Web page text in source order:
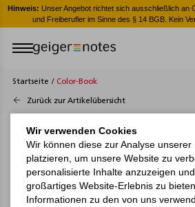
Hinweis: Unser Angebot richtet sich ausschließlich an
und Freiberufler im Sinne des § 14 BGB. Kein
Startseite / Color-Book
Zurück zur Artikelübersicht
Wir verwenden Cookies
Wir können diese zur Analyse unserer
platzieren, um unsere Website zu
personalisierte Inhalte anzuzeigen
großartiges Website-Erlebnis zu
Informationen zu den von uns